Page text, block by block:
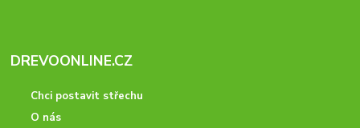
DREVOONLINE.CZ
Chci postavit střechu
O nás